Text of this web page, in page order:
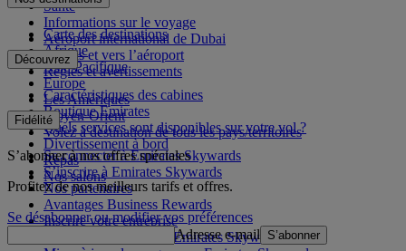
Santé
Informations sur le voyage
Aéroport international de Dubai
Depuis et vers l’aéroport
Règles et avertissements
Carte des destinations
Afrique
Asie-Pacifique
Europe
Les Amériques
Moyen-Orient
Volez à destination de tous les pays/territoires
Découvrez
Caractéristiques des cabines
Boutique Emirates
Quels services sont disponibles sur votre vol ?
Divertissement à bord
Repas
Nos salons
Fidélité
Se connecter à Emirates Skywards
S’inscrire à Emirates Skywards
Nos partenaires
Avantages Business Rewards
Inscrire votre entreprise
Règles du programme Emirates Skywards
S’abonner à nos offres spéciales
Profitez de nos meilleurs tarifs et offres.
Se désabonner ou modifier vos préférences
Adresse e-mail S’abonner